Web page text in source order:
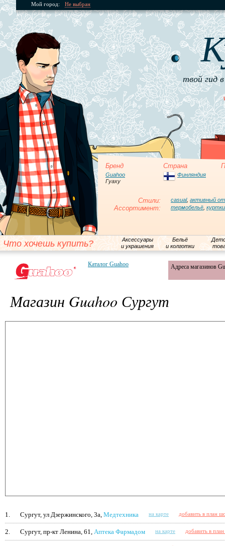
Мой город: Не выбран
твой гид
Бренд Страна
Guahoo
Гуаху
Финляндия
Стили: casual, активный
Ассортимент: термобельё куртки
Что хочешь купить?
Аксессуары
и украшения
Бельё
и колготки
Каталог Guahoo Адреса магазинов
Магазин Guahoo Сургут
1. Сургут, ул Дзержинского, 3а, Медтехника на карте добавить в план
2. Сургут, пр-кт Ленина, 61, Аптека Фармадом на карте добавить в